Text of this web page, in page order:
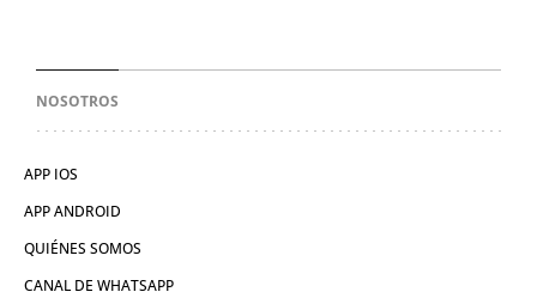
NOSOTROS
APP IOS
APP ANDROID
QUIÉNES SOMOS
CANAL DE WHATSAPP